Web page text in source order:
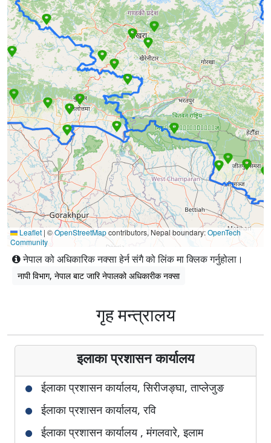
Leaflet | ©OpenStreetMapcontributors, Nepal boundary:OpenTech
Community
नेपाल को अधिकारिक नक्सा हेर्न संगै को लिंक मा क्लिक गर्नुहोला।
नापी विभाग, नेपाल बाट जारि नेपालको अधिकारीक नक्सा
गृह मन्त्रालय
इलाका प्रशासन कार्यालय
ईलाका प्रशासन कार्यालय, सिरीजङ्घा, ताप्लेजुङ
ईलाका प्रशासन कार्यालय, रवि
ईलाका प्रशासन कार्यालय , मंगलवारे, इलाम